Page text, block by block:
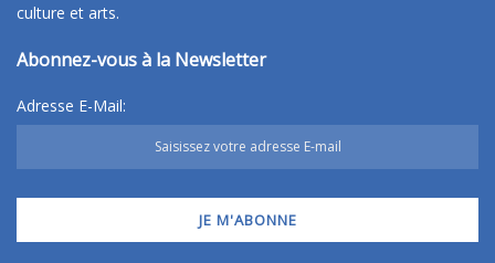
culture et arts.
Abonnez-vous à la Newsletter
Adresse E-Mail: